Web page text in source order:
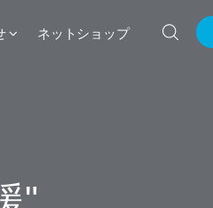
ネットショップ
"